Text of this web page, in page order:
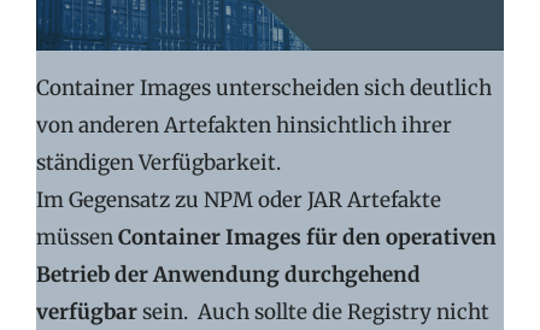
Container Images unterscheiden sich deutlich
von anderen Artefakten hinsichtlich ihrer
ständigen Verfügbarkeit.
Im Gegensatz zu NPM oder JAR Artefakte
müssenContainer Images für den operativen
Betrieb der Anwendung durchgehend
verfügbarsein. Auch sollte die Registry nicht